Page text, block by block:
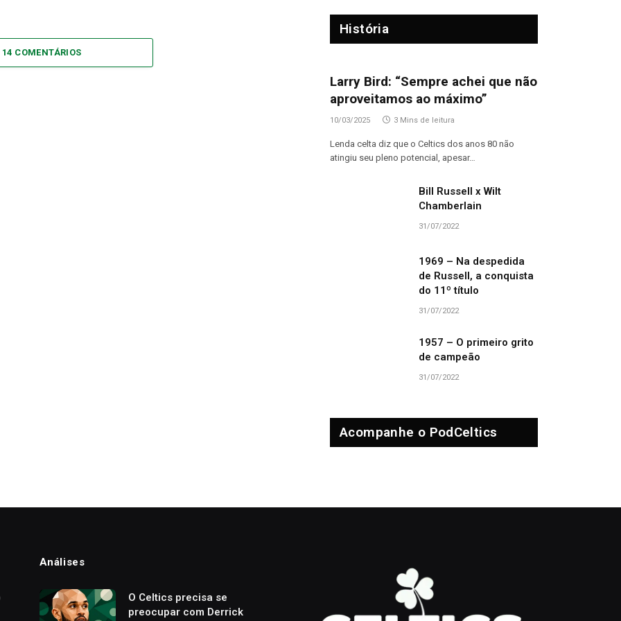
14 COMENTÁRIOS
História
Larry Bird: “Sempre achei que não
aproveitamos ao máximo”
10/03/2025 3 Mins de leitura
Lenda celta diz que o Celtics dos anos 80 não
atingiu seu pleno potencial, apesar…
Bill Russell x Wilt
Chamberlain
31/07/2022
1969 – Na despedida
de Russell, a conquista
do 11º título
31/07/2022
1957 – O primeiro grito
de campeão
31/07/2022
Acompanhe o PodCeltics
Análises
O Celtics precisa se
preocupar com Derrick